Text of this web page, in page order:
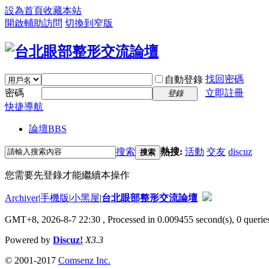
設為首頁收藏本站
開啟輔助訪問 切換到窄版
自動登錄 找回密碼
密碼
登錄
立即註冊
快捷導航
論壇BBS
搜索 搜索 熱搜: 活動 交友 discuz
您需要先登錄才能繼續本操作
Archiver|手機版|小黑屋|台北眼部整形交流論壇
GMT+8, 2026-8-7 22:30 , Processed in 0.009455 second(s), 0
Powered by Discuz! X3.3
© 2001-2017 Comsenz Inc.